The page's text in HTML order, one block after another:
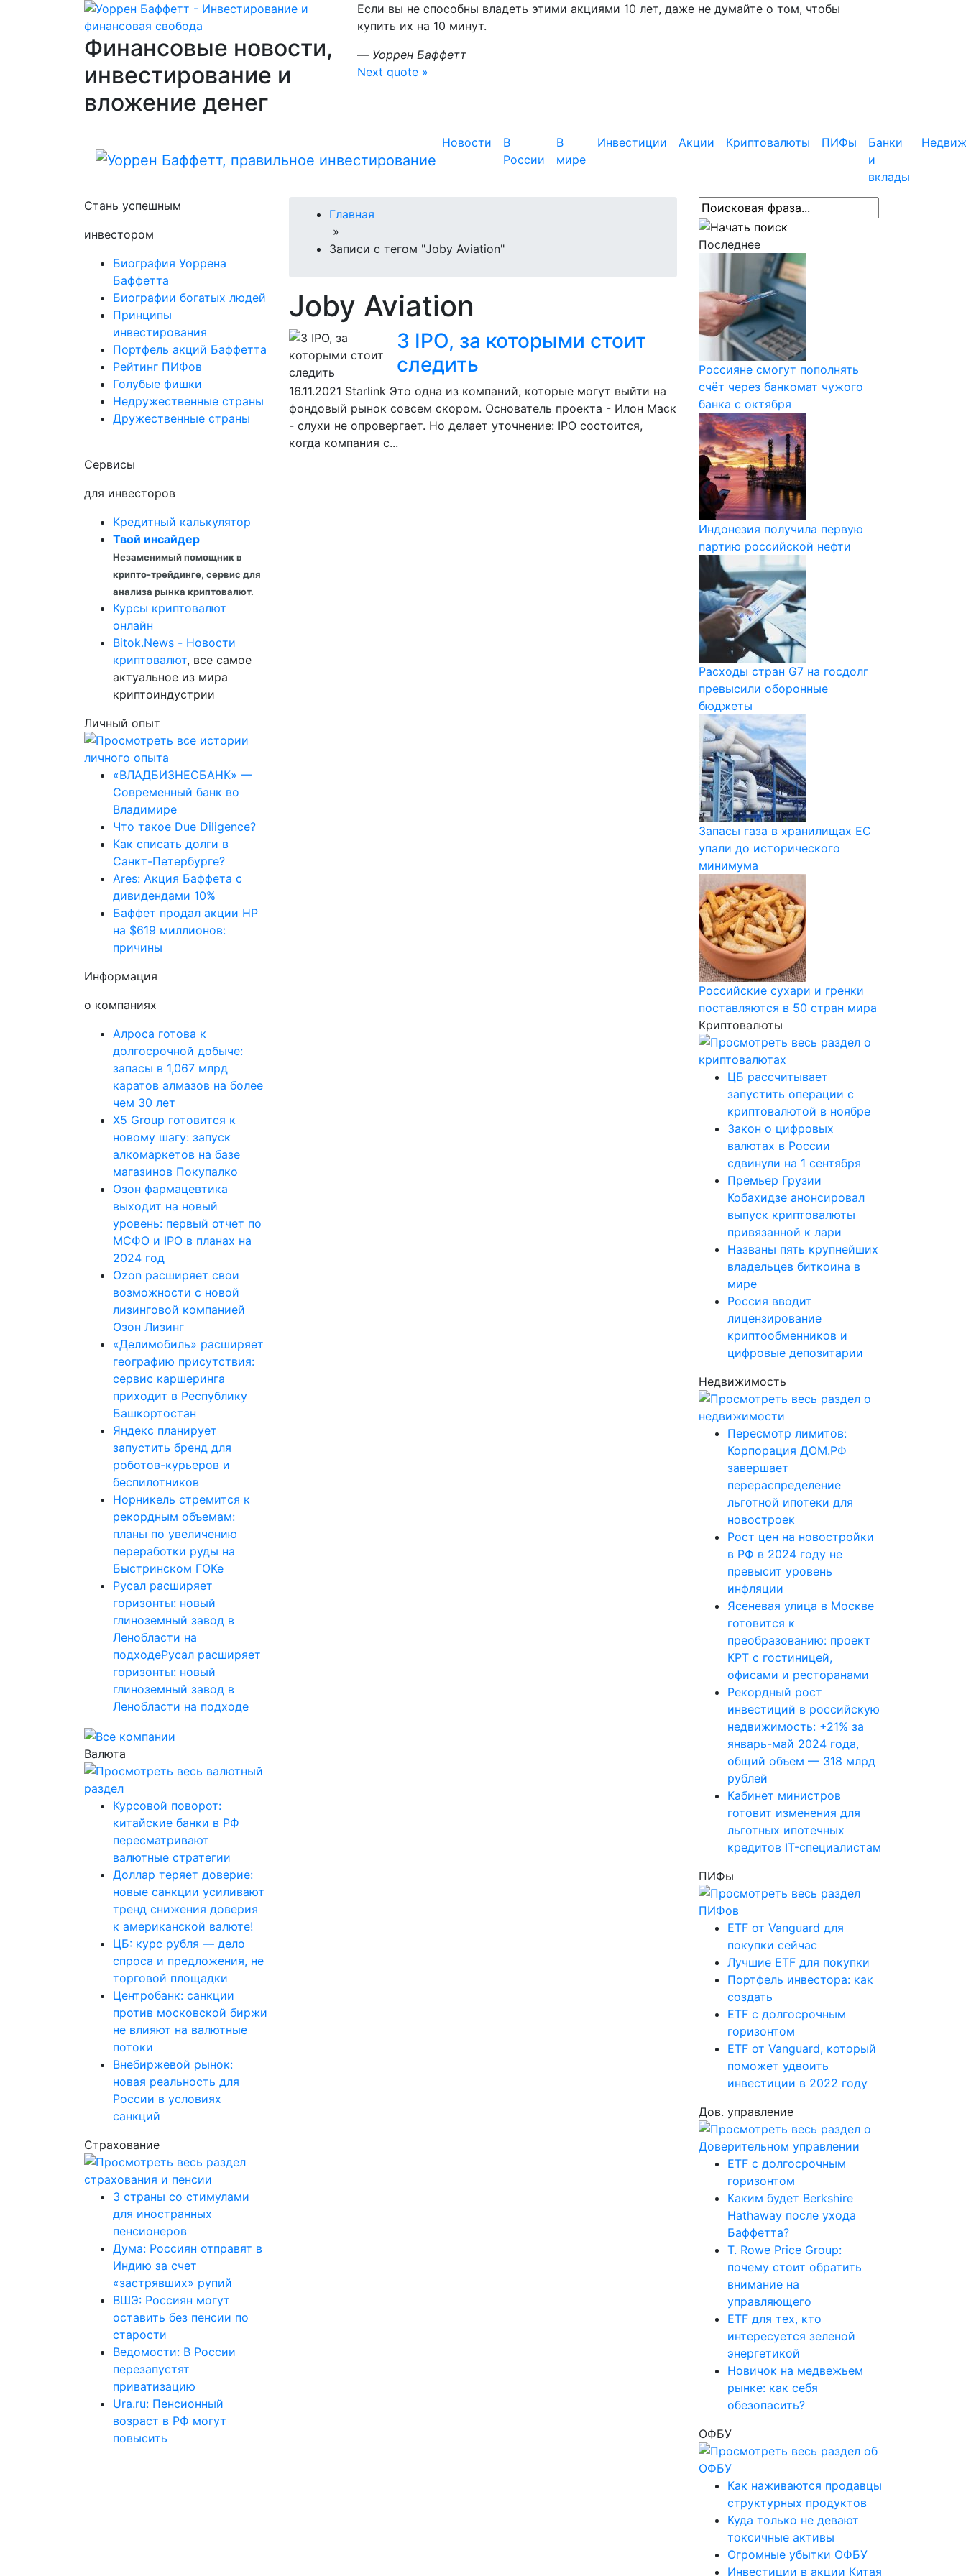
Финансовые новости,
инвестирование и
вложение денег
Если вы не способны владеть этими акциями 10 лет, даже не думайте о том, чтобы
купить их на 10 минут.
— Уоррен Баффетт
Next quote »
Новости
В
России
В
мире
Инвестиции Акции Криптовалюты ПИФы
Банки
и
вклады
Стань успешным
инвестором
Биография Уоррена
Баффетта
Биографии богатых людей
Принципы
инвестирования
Портфель акций Баффетта
Рейтинг ПИФов
Голубые фишки
Недружественные страны
Дружественные страны
Сервисы
для инвесторов
Кредитный калькулятор
Твой инсайдер
Незаменимый помощник в
крипто-трейдинге, сервис для
анализа рынка криптовалют.
Курсы криптовалют
онлайн
Bitok.News - Новости
криптовалют, все самое
актуальное из мира
криптоиндустрии
Личный опыт
«ВЛАДБИЗНЕСБАНК» —
Современный банк во
Владимире
Что такое Due Diligence?
Как списать долги в
Санкт-Петербурге?
Ares: Акция Баффета с
дивидендами 10%
Баффет продал акции HP
на $619 миллионов:
причины
Информация
о компаниях
Алроса готова к
долгосрочной добыче:
запасы в 1,067 млрд
каратов алмазов на более
чем 30 лет
X5 Group готовится к
новому шагу: запуск
алкомаркетов на базе
магазинов Покупалко
Озон фармацевтика
выходит на новый
уровень: первый отчет по
МСФО и IPO в планах на
2024 год
Ozon расширяет свои
возможности с новой
лизинговой компанией
Озон Лизинг
«Делимобиль» расширяет
географию присутствия:
сервис каршеринга
приходит в Республику
Башкортостан
Яндекс планирует
запустить бренд для
роботов-курьеров и
беспилотников
Норникель стремится к
рекордным объемам:
планы по увеличению
переработки руды на
Быстринском ГОКе
Русал расширяет
горизонты: новый
глиноземный завод в
Ленобласти на
подходеРусал расширяет
горизонты: новый
глиноземный завод в
Ленобласти на подходе
Валюта
Курсовой поворот:
китайские банки в РФ
пересматривают
валютные стратегии
Доллар теряет доверие:
новые санкции усиливают
тренд снижения доверия
к американской валюте!
ЦБ: курс рубля — дело
спроса и предложения, не
торговой площадки
Центробанк: санкции
против московской биржи
не влияют на валютные
потоки
Внебиржевой рынок:
новая реальность для
России в условиях
санкций
Страхование
3 страны со стимулами
для иностранных
пенсионеров
Дума: Россиян отправят в
Индию за счет
«застрявших» рупий
ВШЭ: Россиян могут
оставить без пенсии по
старости
Ведомости: В России
перезапустят
приватизацию
Ura.ru: Пенсионный
возраст в РФ могут
повысить
Главная
»
Записи с тегом "Joby Aviation"
Joby Aviation
3 IPO, за которыми стоит
следить
16.11.2021 Starlink Это одна из компаний, которые могут выйти на
фондовый рынок совсем скором. Основатель проекта - Илон Маск
- слухи не опровергает. Но делает уточнение: IPO состоится,
когда компания с...
Последнее
Россияне смогут пополнять
счёт через банкомат чужого
банка с октября
Индонезия получила первую
партию российской нефти
Расходы стран G7 на госдолг
превысили оборонные
бюджеты
Запасы газа в хранилищах ЕС
упали до исторического
минимума
Российские сухари и гренки
поставляются в 50 стран мира
Криптовалюты
ЦБ рассчитывает
запустить операции с
криптовалютой в ноябре
Закон о цифровых
валютах в России
сдвинули на 1 сентября
Премьер Грузии
Кобахидзе анонсировал
выпуск криптовалюты
привязанной к лари
Названы пять крупнейших
владельцев биткоина в
мире
Россия вводит
лицензирование
криптообменников и
цифровые депозитарии
Недвижимость
Пересмотр лимитов:
Корпорация ДОМ.РФ
завершает
перераспределение
льготной ипотеки для
новостроек
Рост цен на новостройки
в РФ в 2024 году не
превысит уровень
инфляции
Ясеневая улица в Москве
готовится к
преобразованию: проект
КРТ с гостиницей,
офисами и ресторанами
Рекордный рост
инвестиций в российскую
недвижимость: +21% за
январь-май 2024 года,
общий объем — 318 млрд
рублей
Кабинет министров
готовит изменения для
льготных ипотечных
кредитов IT-специалистам
ПИФы
ETF от Vanguard для
покупки сейчас
Лучшие ETF для покупки
Портфель инвестора: как
создать
ETF с долгосрочным
горизонтом
ETF от Vanguard, который
поможет удвоить
инвестиции в 2022 году
Дов. управление
ETF с долгосрочным
горизонтом
Каким будет Berkshire
Hathaway после ухода
Баффетта?
T. Rowe Price Group:
почему стоит обратить
внимание на
управляющего
ETF для тех, кто
интересуется зеленой
энергетикой
Новичок на медвежьем
рынке: как себя
обезопасить?
ОФБУ
Как наживаются продавцы
структурных продуктов
Куда только не девают
токсичные активы
Огромные убытки ОФБУ
Инвестиции в акции Китая